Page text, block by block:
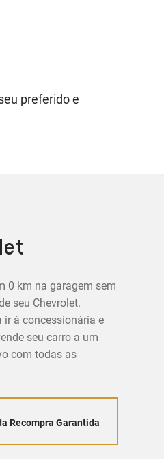
preferido e
0 km na garagem sem
seu Chevrolet.
à concessionária e
seu carro a um
com todas as
Recompra Garantida